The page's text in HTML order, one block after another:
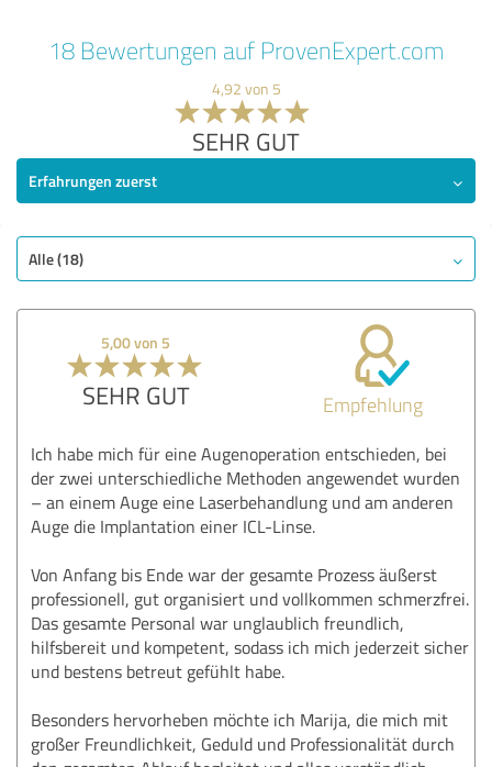
18 Bewertungen auf ProvenExpert.com
4,92 von 5
SEHR GUT
Erfahrungen zuerst
Alle (18)
5,00 von 5
SEHR GUT Empfehlung
Ich habe mich für eine Augenoperation entschieden, bei
der zwei unterschiedliche Methoden angewendet wurden
– an einem Auge eine Laserbehandlung und am anderen
Auge die Implantation einer ICL-Linse.
Von Anfang bis Ende war der gesamte Prozess äußerst
professionell, gut organisiert und vollkommen schmerzfrei.
Das gesamte Personal war unglaublich freundlich,
hilfsbereit und kompetent, sodass ich mich jederzeit sicher
und bestens betreut gefühlt habe.
Besonders hervorheben möchte ich Marija, die mich mit
großer Freundlichkeit, Geduld und Professionalität durch